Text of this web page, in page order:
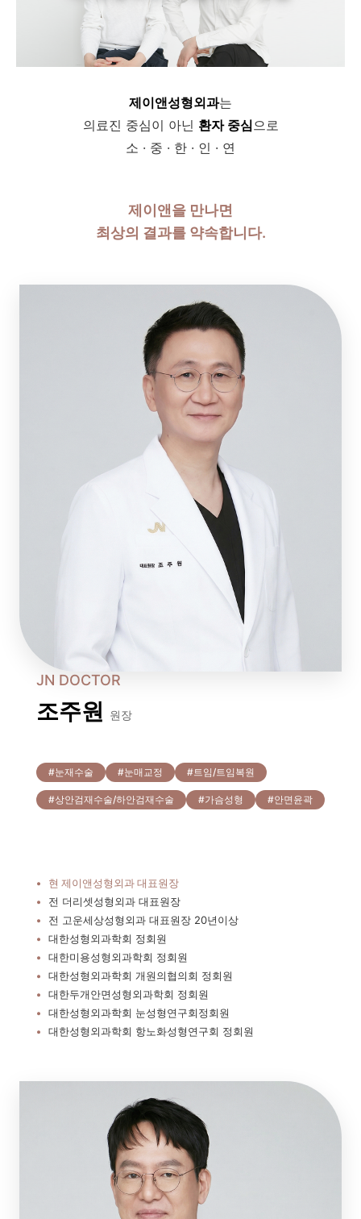
제이앤성형외과는
의료진 중심이 아닌 환자 중심으로
소 · 중 · 한 · 인 · 연
제이앤을 만나면
최상의 결과를 약속합니다.
JN DOCTOR
조주원 원장
#눈재수술 #눈매교정 #트임/트임복원
#상안검재수술/하안검재수술 #가슴성형 #안면윤곽
현 제이앤성형외과 대표원장
전 더리셋성형외과 대표원장
전 고운세상성형외과 대표원장 20년이상
대한성형외과학회 정회원
대한미용성형외과학회 정회원
대한성형외과학회 개원의협의회 정회원
대한두개안면성형외과학회 정회원
대한성형외과학회 눈성형연구회정회원
대한성형외과학회 항노화성형연구회 정회원